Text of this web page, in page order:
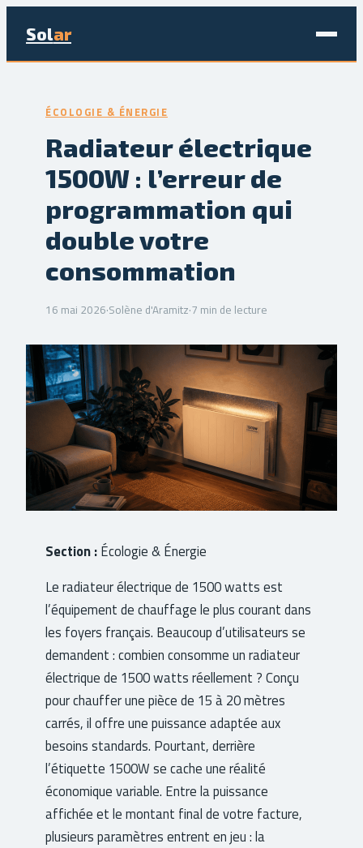
Solar
Bricolage
Écologie & Énergie
Jardinage
ÉCOLOGIE & ÉNERGIE
Radiateur électrique
1500W : l’erreur de
programmation qui
double votre
consommation
16 mai 2026·Solène d'Aramitz·7 min de lecture
Section : Écologie & Énergie
Le radiateur électrique de 1500 watts est
l’équipement de chauffage le plus courant dans
les foyers français. Beaucoup d’utilisateurs se
demandent : combien consomme un radiateur
électrique de 1500 watts réellement ? Conçu
pour chauffer une pièce de 15 à 20 mètres
carrés, il offre une puissance adaptée aux
besoins standards. Pourtant, derrière
l’étiquette 1500W se cache une réalité
économique variable. Entre la puissance
affichée et le montant final de votre facture,
plusieurs paramètres entrent en jeu : la